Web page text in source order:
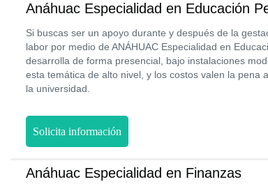
Anáhuac Especialidad en Educación
Si buscas ser un apoyo durante y después de la
labor por medio de ANÁHUAC Especialidad en
desarrolla de forma presencial, bajo instalaciones
esta temática de alto nivel, y los costos valen la pena
la universidad.
Solicita información
Anáhuac Especialidad en Finanzas